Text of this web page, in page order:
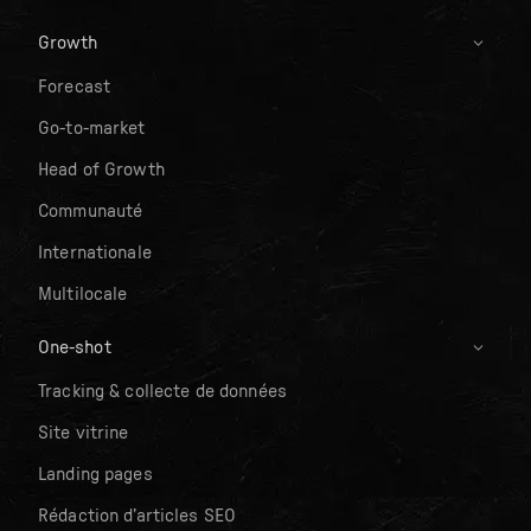
Growth
Forecast
Go-to-market
Head of Growth
Communauté
Internationale
Multilocale
One-shot
Tracking & collecte de données
Site vitrine
Landing pages
Rédaction d’articles SEO